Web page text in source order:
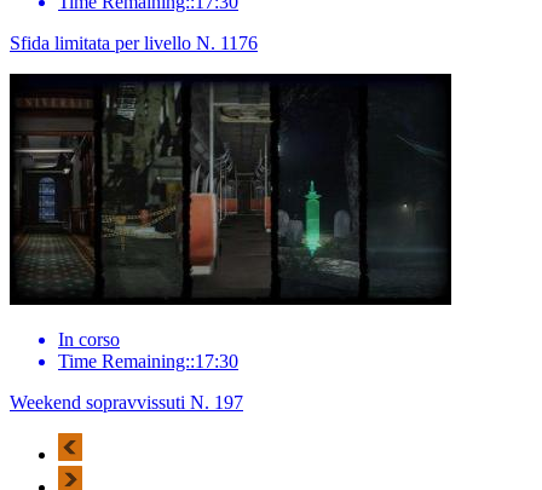
Sfida limitata per livello N. 1176
In corso
Time Remaining::17:30
Weekend sopravvissuti N. 197